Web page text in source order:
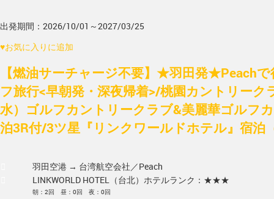
出発期間：2026/10/01～2027/03/25
♥お気に入りに追加
【燃油サーチャージ不要】★羽田発★Peach
フ旅行<早朝発・深夜帰着>/桃園カントリーク
水）ゴルフカントリークラブ&美麗華ゴルフ
泊3R付/3ツ星『リンクワールドホテル』宿泊
羽田空港 → 台湾航空会社／Peach
LINKWORLD HOTEL（台北） ホテルランク：★★★
朝：2回 昼：0回 夜：0回